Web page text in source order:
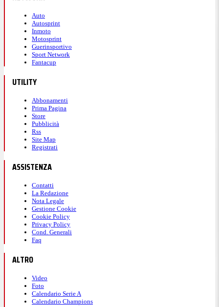
Auto
Autosprint
Inmoto
Motosprint
Guerinsportivo
Sport Network
Fantacup
UTILITY
Abbonamenti
Prima Pagina
Store
Pubblicità
Rss
Site Map
Registrati
ASSISTENZA
Contatti
La Redazione
Nota Legale
Gestione Cookie
Cookie Policy
Privacy Policy
Cond. Generali
Faq
ALTRO
Video
Foto
Calendario Serie A
Calendario Champions